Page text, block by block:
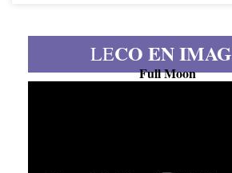
LECO EN
Full Moon